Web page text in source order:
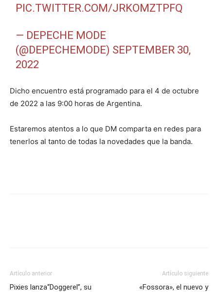
PIC.TWITTER.COM/JRKOMZTPFQ
— DEPECHE MODE
(@DEPECHEMODE) SEPTEMBER 30,
2022
Dicho encuentro está programado para el 4 de octubre
de 2022 a las 9:00 horas de Argentina.
Estaremos atentos a lo que DM comparta en redes para
tenerlos al tanto de todas la novedades que la banda.
Artículo anterior
Pixies lanza“Doggerel”, su
Artículo siguiente
«Fossora», el nuevo y